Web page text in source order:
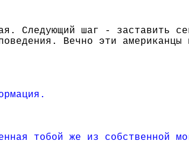
Следующий шаг - заставить
Вечно эти американцы
тобой же из собственной